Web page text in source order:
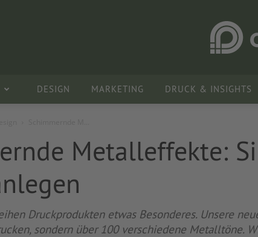
DESIGN MARKETING DRUCK & INSIGHTS
Metalleffekte:
Druckprodukten etwas Besonderes. Unsere
sondern über 100 verschiedene Metalltöne.